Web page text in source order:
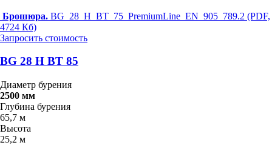
Брошюра. BG_28_H_BT_75_PremiumLine_EN_905_789.2 (PDF,
4724 Кб)
Запросить стоимость
BG 28 H BT 85
Диаметр бурения
2500 мм
Глубина бурения
65,7 м
Высота
25,2 м